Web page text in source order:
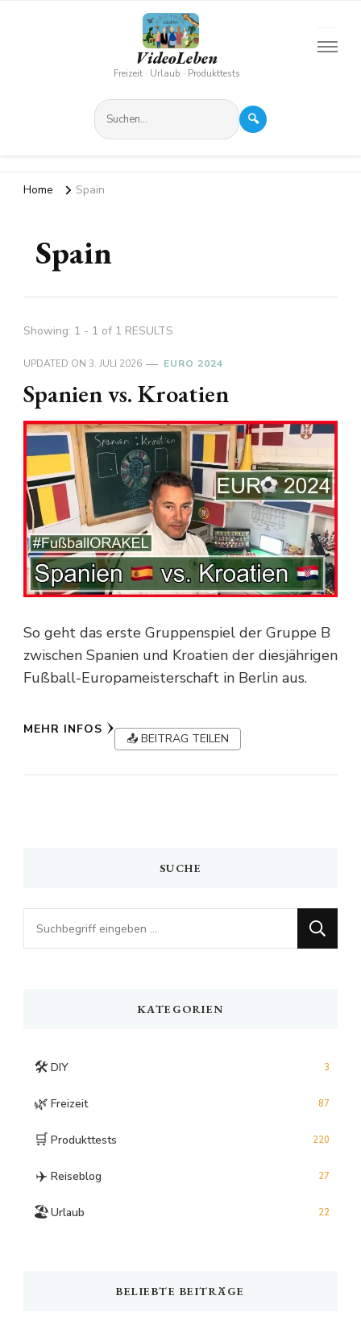
VideoLeben
Freizeit · Urlaub · Produkttests
🔍
Home Spain
Spain
Showing: 1 - 1 of 1 RESULTS
UPDATED ON 3. JULI 2026 EURO 2024
Spanien vs. Kroatien
So geht das erste Gruppenspiel der Gruppe B
zwischen Spanien und Kroatien der diesjährigen
Fußball-Europameisterschaft in Berlin aus.
MEHR INFOS
📤 BEITRAG TEILEN
SUCHE
Looking
for
KATEGORIEN
🛠️ DIY 3
🌿 Freizeit 87
🛒 Produkttests 220
✈️ Reiseblog 27
🏖️Urlaub 22
BELIEBTE BEITRÄGE